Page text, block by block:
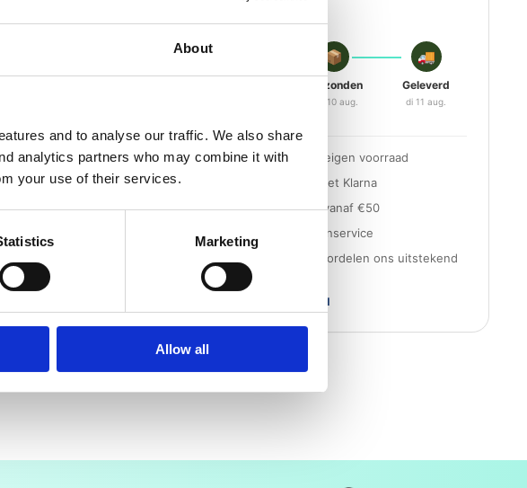
About
and to analyse our traffic. We also share
analytics partners who may combine it with
your use of their services.
Marketing
Allow all
📦
Verzonden
ma 10 aug.
🚚
Geleverd
di 11 aug.
Snelle levering uit eigen voorraad
Achteraf betalen met Klarna
Gratis verzending vanaf €50
Persoonlijke klantenservice
3000+ klanten beoordelen ons uitstekend
PayPal